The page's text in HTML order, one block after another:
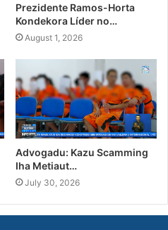
Prezidente Ramos-Horta
Kondekora Líder no…
August 1, 2026
Advogadu: Kazu Scamming
Iha Metiaut…
July 30, 2026